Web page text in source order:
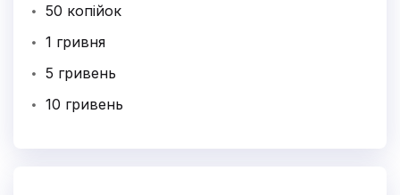
50 копійок
1 гривня
5 гривень
10 гривень